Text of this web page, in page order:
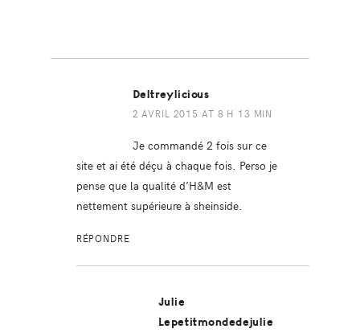
Deltreylicious
2 AVRIL 2015 AT 8 H 13 MIN
Je commandé 2 fois sur ce
site et ai été déçu à chaque fois. Perso je
pense que la qualité d’H&M est
nettement supérieure à sheinside.
RÉPONDRE
Julie
Lepetitmondedejulie